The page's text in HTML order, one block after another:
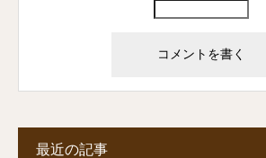
最近の記事